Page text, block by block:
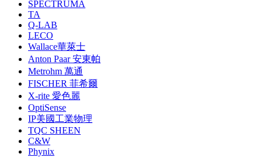
SPECTRUMA
TA
Q-LAB
LECO
Wallace華萊士
Anton Paar 安東帕
Metrohm 萬通
FISCHER 菲希爾
X-rite 愛色麗
OptiSense
IP美國工業物理
TQC SHEEN
C&W
Phynix